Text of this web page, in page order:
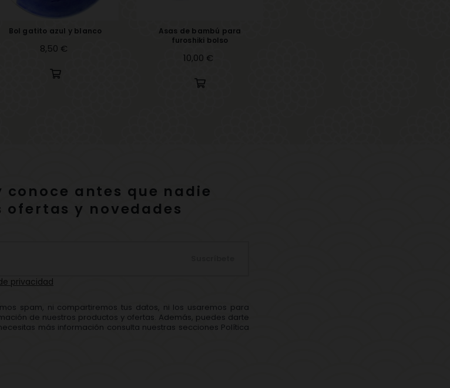
Bol gatito azul y blanco
Precio
8,50 €
Asas de bambú para
furoshiki bolso
Precio
10,00 €
conoce antes que nadie
ofertas y novedades
spam, ni compartiremos tus datos, ni los usaremos para
de nuestros productos y ofertas. Además, puedes darte
más información consulta nuestras secciones Política
privacidad